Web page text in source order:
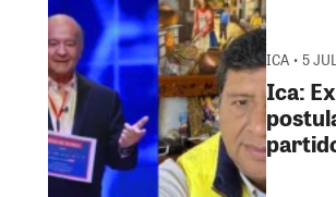
ICA • 5
Ica: